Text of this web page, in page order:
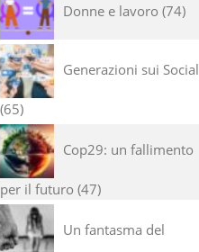
Donne e lavoro 74
Generazioni sui Social
65
Cop29: un fallimento
per il futuro 47
Un fantasma del